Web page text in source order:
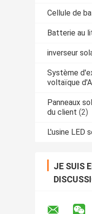
Cellule de
Batterie au
inverseur
Système
voltaïque
Panneaux
du client (2)
L'usine LED
JE SUIS